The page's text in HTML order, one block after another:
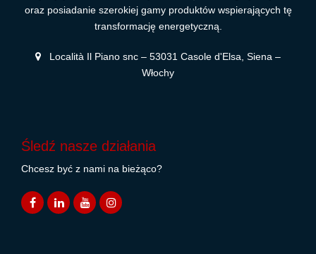
oraz posiadanie szerokiej gamy produktów wspierających tę
transformację energetyczną.
Località Il Piano snc – 53031 Casole d'Elsa, Siena –
Włochy
Śledź nasze działania
Chcesz być z nami na bieżąco?